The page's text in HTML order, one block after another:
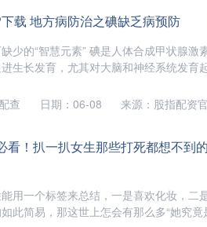
载 地方病防治之碘缺乏病预防
少的“智慧元素” 碘是人体合成甲状腺激
生长发育，尤其对大脑和神经系统发育
日期：06-08 来源：股指配资
查
看！扒一扒女生那些打死都想不到
用一个标签来总结，一是喜欢化妆，二
此简易，那这世上怎会有那么多“她究